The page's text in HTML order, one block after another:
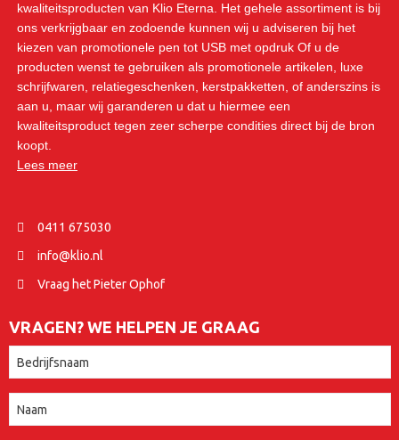
kwaliteitsproducten van Klio Eterna. Het gehele assortiment is bij
ons verkrijgbaar en zodoende kunnen wij u adviseren bij het
kiezen van promotionele pen tot USB met opdruk Of u de
producten wenst te gebruiken als promotionele artikelen, luxe
schrijfwaren, relatiegeschenken, kerstpakketten, of anderszins is
aan u, maar wij garanderen u dat u hiermee een
kwaliteitsproduct tegen zeer scherpe condities direct bij de bron
koopt.
Lees meer
0411 675030
info@klio.nl
Vraag het Pieter Ophof
VRAGEN? WE HELPEN JE GRAAG